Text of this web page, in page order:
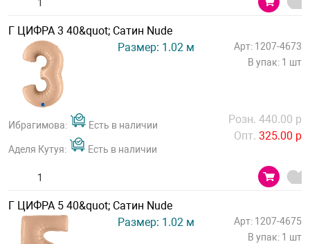
Г ЦИФРА 3 40&quot; Сатин Nude
Размер: 1.02 м
Арт: 1207-4673
В упак: 1 шт
Ибрагимова: Есть в наличии
Аделя Кутуя: Есть в наличии
Розн. 440.00 р
Опт. 325.00 р
Г ЦИФРА 5 40&quot; Сатин Nude
Размер: 1.02 м
Арт: 1207-4675
В упак: 1 шт